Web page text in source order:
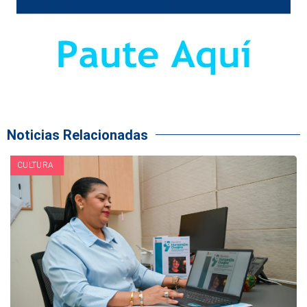
Noticias Relacionadas
CULTURA